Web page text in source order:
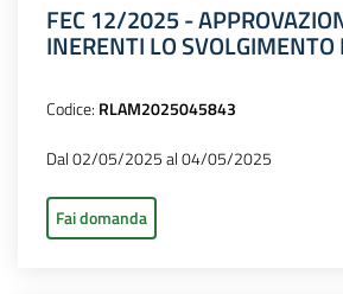
FEC 12/2025 -
INERENTI LO SVOLGIMENTO
Codice: RLAM2025045843
Dal 02/05/2025 al 04/05/2025
Fai domanda